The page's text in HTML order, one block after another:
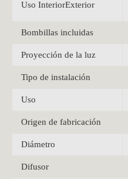
Uso InteriorExterior
Bombillas incluidas
Proyección de la luz
Tipo de instalación
Uso
Origen de fabricación
Diámetro
Difusor